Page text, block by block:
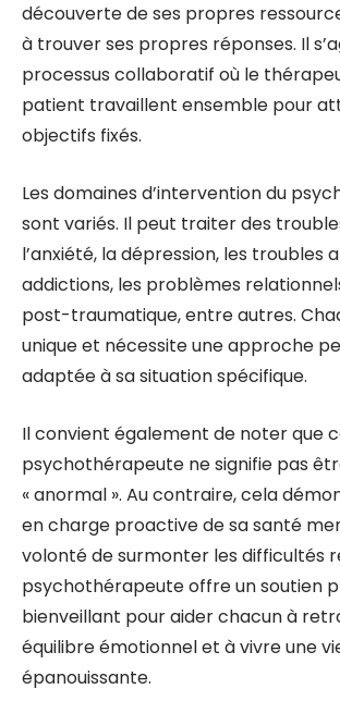
découverte de ses propres
à trouver ses propres réponses. Il
processus collaboratif où le
patient travaillent ensemble pour
objectifs fixés.
Les domaines d’intervention du
sont variés. Il peut traiter des
l’anxiété, la dépression, les troubles
addictions, les problèmes
post-traumatique, entre autres.
unique et nécessite une approche
adaptée à sa situation spécifique.
Il convient également de noter que
psychothérapeute ne signifie pas
« anormal ». Au contraire, cela
en charge proactive de sa santé
volonté de surmonter les difficultés
psychothérapeute offre un soutien
bienveillant pour aider chacun à
équilibre émotionnel et à vivre une
épanouissante.